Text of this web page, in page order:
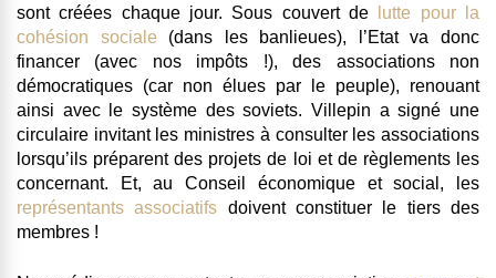
sont créées chaque jour. Sous couvert de
lutte pour la
cohésion sociale (dans les banlieues), l’Etat va donc
financer (avec nos impôts !), des associations non
démocratiques (car non élues par le peuple), renouant
ainsi avec le système des soviets. Villepin a signé une
circulaire invitant les ministres à consulter les associations
lorsqu’ils préparent des projets de loi et de règlements les
concernant. Et, au Conseil économique et social, les
représentants associatifs doivent constituer le tiers des
membres !